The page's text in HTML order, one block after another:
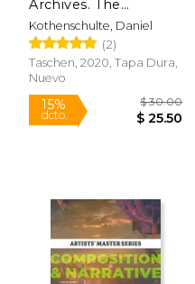
50%
dcto. $ 27.58
Archives. The
Animated Movies
1921–1968. 40Th Ed.
The Animated Movies
1921-1968: 40Th
Anniversary Edition:
Kothenschulte, Daniel
(2)
Taschen, 2020, Tapa Dura,
Nuevo